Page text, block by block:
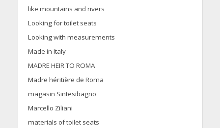
like mountains and rivers
Looking for toilet seats
Looking with measurements
Made in Italy
MADRE HEIR TO ROMA
Madre héritière de Roma
magasin Sintesibagno
Marcello Ziliani
materials of toilet seats